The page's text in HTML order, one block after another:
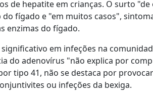
de hepatite em crianças. O surto
fígado e "em muitos casos",
enzimas do fígado.
em infeções na
do adenovírus "não explica por
tipo 41, não se destaca por
ou infeções da bexiga.